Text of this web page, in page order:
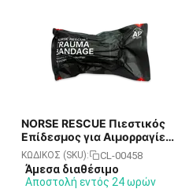
NORSE RESCUE Πιεστικός
Επίδεσμος για Αιμορραγίες
Trauma Bandage 8"
Abdominal || 30cm x 30cm
ΚΩΔΙΚΟΣ (SKU): CL-00458
Άμεσα διαθέσιμο
Αποστολή εντός 24 ωρών